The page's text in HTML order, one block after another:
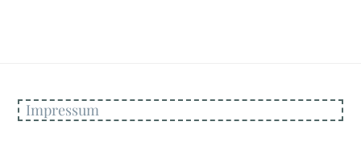
Impressum